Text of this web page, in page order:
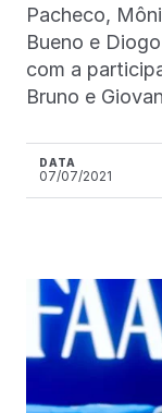
Pacheco,
Bueno e
com a
Bruno e
DATA
07/07/2021